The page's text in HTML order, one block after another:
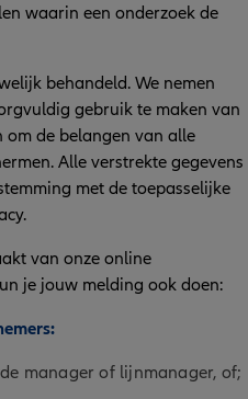
waarin een onderzoek de
behandeld. We nemen
gebruik te maken van
de belangen van alle
Alle verstrekte gegevens
met de toepasselijke
van onze online
je jouw melding ook doen:
manager of lijnmanager, of;